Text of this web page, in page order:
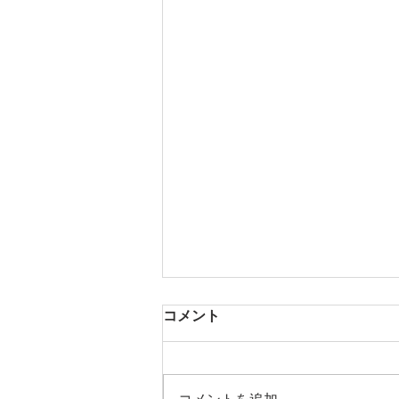
芳醇な香り
コメント